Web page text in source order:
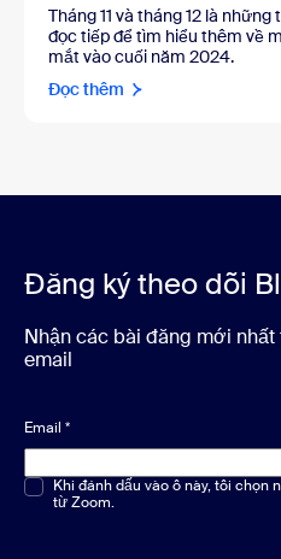
Tháng 11 và tháng 12 là
đọc tiếp để tìm hiểu thêm về
mắt vào cuối năm 2024.
Đọc thêm
Đăng ký theo dõi
Nhận các bài đăng mới
email
Email *
Chọn một hoặc nhiều phương án
Khi đánh dấu vào ô này, tôi
từ Zoom.